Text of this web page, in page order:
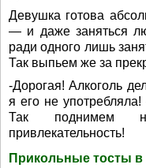
Девушка готова
— и даже заняться
ради одного лишь
Так выпьем же за
-Дорогая! Алкоголь
я его не
Так поднимем
привлекательность!
Прикольные тосты в